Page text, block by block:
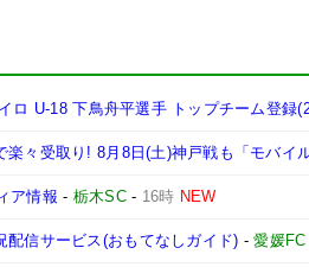
ロ U-18 下鳥舟平選手 トップチーム登録
楽々受取り! 8月8日(土)神戸戦も「モバイ
ア情報 - 栃木SC- 16時 NEW
配信サービス(おもてなしガイド) -愛媛FC